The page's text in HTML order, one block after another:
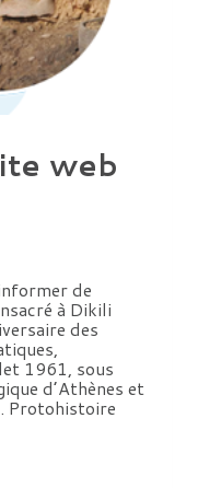
web
de
à Dikili
des
1961, sous
d’Athènes et
Protohistoire